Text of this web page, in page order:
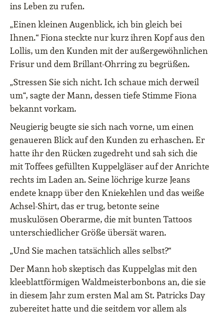
ins Leben zu rufen.
„Einen kleinen Augenblick, ich bin gleich bei
Ihnen.“ Fiona steckte nur kurz ihren Kopf aus den
Lollis, um den Kunden mit der außergewöhnlichen
Frisur und dem Brillant-Ohrring zu begrüßen.
„Stressen Sie sich nicht. Ich schaue mich derweil
um“, sagte der Mann, dessen tiefe Stimme Fiona
bekannt vorkam.
Neugierig beugte sie sich nach vorne, um einen
genaueren Blick auf den Kunden zu erhaschen. Er
hatte ihr den Rücken zugedreht und sah sich die
mit Toffees gefüllten Kuppelgläser auf der Anrichte
rechts im Laden an. Seine löchrige kurze Jeans
endete knapp über den Kniekehlen und das weiße
Achsel-Shirt, das er trug, betonte seine
muskulösen Oberarme, die mit bunten Tattoos
unterschiedlicher Größe übersät waren.
„Und Sie machen tatsächlich alles selbst?“
Der Mann hob skeptisch das Kuppelglas mit den
kleeblattförmigen Waldmeisterbonbons an, die sie
in diesem Jahr zum ersten Mal am St. Patricks Day
zubereitet hatte und die seitdem vor allem als